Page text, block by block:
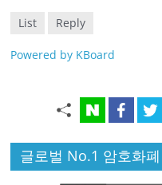
List Reply
Powered by KBoard
글로벌 No.1 암호화